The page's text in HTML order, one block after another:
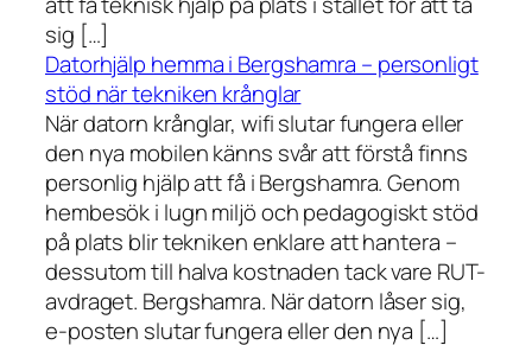
sig […]
Datorhjälp hemma i Bergshamra – personligt
stöd när tekniken krånglar
När datorn krånglar, wifi slutar fungera eller
den nya mobilen känns svår att förstå finns
personlig hjälp att få i Bergshamra. Genom
hembesök i lugn miljö och pedagogiskt stöd
på plats blir tekniken enklare att hantera –
dessutom till halva kostnaden tack vare RUT-
avdraget. Bergshamra. När datorn låser sig,
e-posten slutar fungera eller den nya […]